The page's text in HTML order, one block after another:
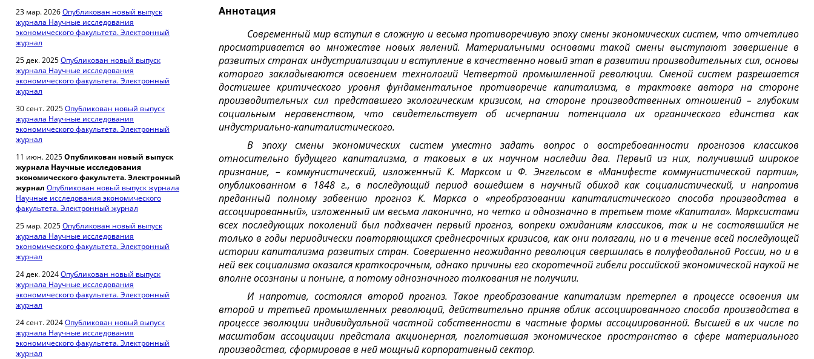
23 мар. 2026Опубликован новый выпуск
журнала Научные исследования
экономического факультета. Электронный
журнал
25 дек. 2025Опубликован новый выпуск
журнала Научные исследования
экономического факультета. Электронный
журнал
30 сент. 2025Опубликован новый выпуск
журнала Научные исследования
экономического факультета. Электронный
журнал
11 июн. 2025Опубликован новый выпуск
журнала Научные исследования
экономического факультета. Электронный
журнал Опубликован новый выпуск журнала
Научные исследования экономического
факультета. Электронный журнал
25 мар. 2025Опубликован новый выпуск
журнала Научные исследования
экономического факультета. Электронный
журнал
24 дек. 2024Опубликован новый выпуск
журнала Научные исследования
экономического факультета. Электронный
журнал
24 сент. 2024Опубликован новый выпуск
журнала Научные исследования
экономического факультета. Электронный
журнал
Аннотация
Современный мир вступил в сложную и весьма противоречивую эпоху смены экономических систем, что отчетливо
просматривается во множестве новых явлений. Материальными основами такой смены выступают завершение в
развитых странах индустриализации и вступление в качественно новый этап в развитии производительных сил, основы
которого закладываются освоением технологий Четвертой промышленной революции. Сменой систем разрешается
достигшее критического уровня фундаментальное противоречие капитализма, в трактовке автора на стороне
производительных сил представшего экологическим кризисом, на стороне производственных отношений – глубоким
социальным неравенством, что свидетельствует об исчерпании потенциала их органического единства как
индустриально-капиталистического.
В эпоху смены экономических систем уместно задать вопрос о востребованности прогнозов классиков
относительно будущего капитализма, а таковых в их научном наследии два. Первый из них, получивший широкое
признание, – коммунистический, изложенный К. Марксом и Ф. Энгельсом в «Манифесте коммунистической партии»,
опубликованном в 1848 г., в последующий период вошедшем в научный обиход как социалистический, и напротив
преданный полному забвению прогноз К. Маркса о «преобразовании капиталистического способа производства в
ассоциированный», изложенный им весьма лаконично, но четко и однозначно в третьем томе «Капитала». Марксистами
всех последующих поколений был подхвачен первый прогноз, вопреки ожиданиям классиков, так и не состоявшийся не
только в годы периодически повторяющихся среднесрочных кризисов, как они полагали, но и в течение всей последующей
истории капитализма развитых стран. Совершенно неожиданно революция свершилась в полуфеодальной России, но и в
ней век социализма оказался краткосрочным, однако причины его скоротечной гибели российской экономической наукой не
вполне осознаны и поныне, а потому однозначного толкования не получили.
И напротив, состоялся второй прогноз. Такое преобразование капитализм претерпел в процессе освоения им
второй и третьей промышленных революций, действительно приняв облик ассоциированного способа производства в
процессе эволюции индивидуальной частной собственности в частные формы ассоциированной. Высшей в их числе по
масштабам ассоциации предстала акционерная, поглотившая экономическое пространство в сфере материального
производства, сформировав в ней мощный корпоративный сектор.